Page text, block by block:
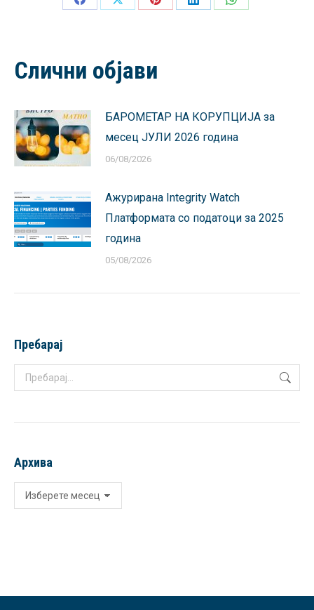
Share
Share
Share
Share
Share
Слични објави
БАРОМЕТАР НА КОРУПЦИЈА за
месец ЈУЛИ 2026 година
06/08/2026
Ажурирана Integrity Watch
Платформата со податоци за 2025
година
05/08/2026
Пребарај
Search:
Архива
Архива